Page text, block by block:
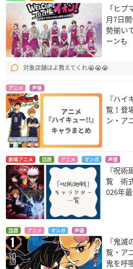
「ヒ
月7日
勢揃い
ーンも
対象店舗はよ教えてくれ😭😭😭
アニメ 声優
『ハ
覧！登
ン・ア
劇場アニメ 話題 アニメ マンガ 声優
『呪
覧 術
026年最
話題 アニメ マンガ 声優
『鬼
覧・ア
鬼を呼